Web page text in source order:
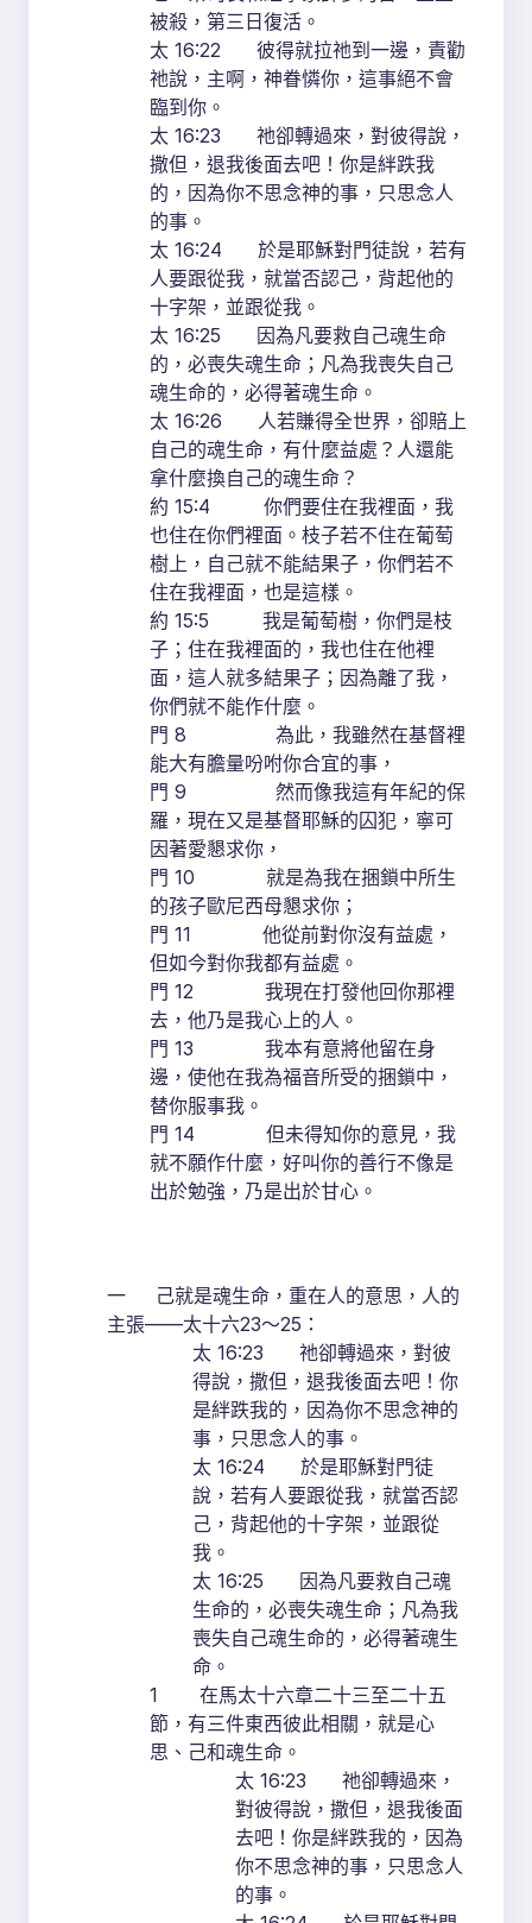
被殺，第三日復活。
太 16:22 彼得就拉祂到一邊，責勸
祂說，主啊，神眷憐你，這事絕不會
臨到你。
太 16:23 祂卻轉過來，對彼得說，
撒但，退我後面去吧！你是絆跌我
的，因為你不思念神的事，只思念人
的事。
太 16:24 於是耶穌對門徒說，若有
人要跟從我，就當否認己，背起他的
十字架，並跟從我。
太 16:25 因為凡要救自己魂生命
的，必喪失魂生命；凡為我喪失自己
魂生命的，必得著魂生命。
太 16:26 人若賺得全世界，卻賠上
自己的魂生命，有什麼益處？人還能
拿什麼換自己的魂生命？
約 15:4 你們要住在我裡面，我
也住在你們裡面。枝子若不住在葡萄
樹上，自己就不能結果子，你們若不
住在我裡面，也是這樣。
約 15:5 我是葡萄樹，你們是枝
子；住在我裡面的，我也住在他裡
面，這人就多結果子；因為離了我，
你們就不能作什麼。
門 8 為此，我雖然在基督裡
能大有膽量吩咐你合宜的事，
門 9 然而像我這有年紀的保
羅，現在又是基督耶穌的囚犯，寧可
因著愛懇求你，
門 10 就是為我在捆鎖中所生
的孩子歐尼西母懇求你；
門 11 他從前對你沒有益處，
但如今對你我都有益處。
門 12 我現在打發他回你那裡
去，他乃是我心上的人。
門 13 我本有意將他留在身
邊，使他在我為福音所受的捆鎖中，
替你服事我。
門 14 但未得知你的意見，我
就不願作什麼，好叫你的善行不像是
出於勉強，乃是出於甘心。
一 己就是魂生命，重在人的意思，人的
主張——太十六23～25：
太 16:23 祂卻轉過來，對彼
得說，撒但，退我後面去吧！你
是絆跌我的，因為你不思念神的
事，只思念人的事。
太 16:24 於是耶穌對門徒
說，若有人要跟從我，就當否認
己，背起他的十字架，並跟從
我。
太 16:25 因為凡要救自己魂
生命的，必喪失魂生命；凡為我
喪失自己魂生命的，必得著魂生
命。
1 在馬太十六章二十三至二十五
節，有三件東西彼此相關，就是心
思、己和魂生命。
太 16:23 祂卻轉過來，
對彼得說，撒但，退我後面
去吧！你是絆跌我的，因為
你不思念神的事，只思念人
的事。